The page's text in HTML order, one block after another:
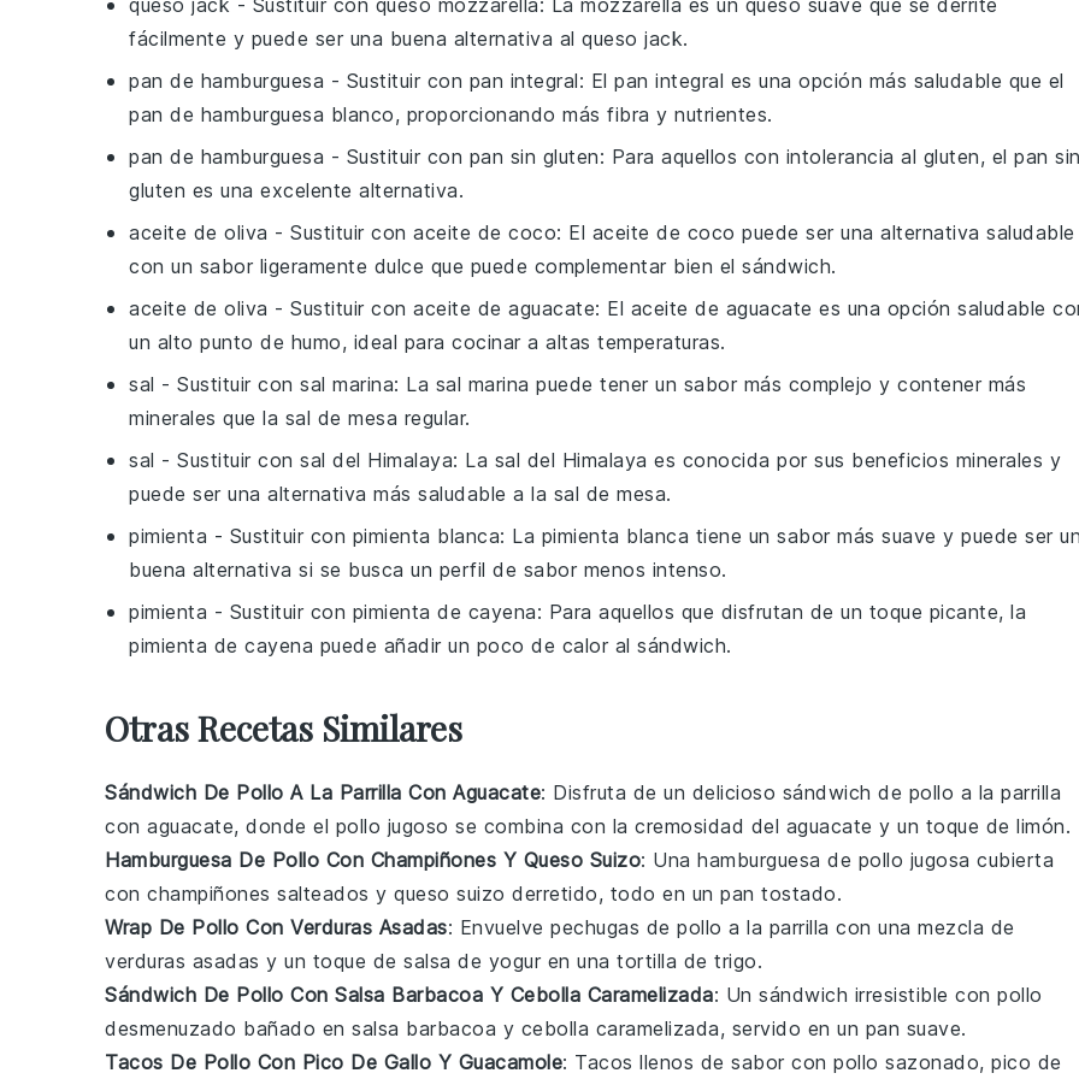
fácilmente y puede ser una buena alternativa al queso jack.
pan de hamburguesa - Sustituir con pan integral: El pan integral es una opción más saludable que el
pan de hamburguesa blanco, proporcionando más fibra y nutrientes.
pan de hamburguesa - Sustituir con pan sin gluten: Para aquellos con intolerancia al gluten, el pan sin
gluten es una excelente alternativa.
aceite de oliva - Sustituir con aceite de coco: El aceite de coco puede ser una alternativa saludable
con un sabor ligeramente dulce que puede complementar bien el sándwich.
aceite de oliva - Sustituir con aceite de aguacate: El aceite de aguacate es una opción saludable
un alto punto de humo, ideal para cocinar a altas temperaturas.
sal - Sustituir con sal marina: La sal marina puede tener un sabor más complejo y contener más
minerales que la sal de mesa regular.
sal - Sustituir con sal del Himalaya: La sal del Himalaya es conocida por sus beneficios minerales y
puede ser una alternativa más saludable a la sal de mesa.
pimienta - Sustituir con pimienta blanca: La pimienta blanca tiene un sabor más suave y puede ser
buena alternativa si se busca un perfil de sabor menos intenso.
pimienta - Sustituir con pimienta de cayena: Para aquellos que disfrutan de un toque picante, la
pimienta de cayena puede añadir un poco de calor al sándwich.
Otras Recetas Similares
Sándwich De Pollo A La Parrilla Con Aguacate: Disfruta de un delicioso sándwich de pollo a la parrilla
con aguacate, donde el pollo jugoso se combina con la cremosidad del aguacate y un toque de limón.
Hamburguesa De Pollo Con Champiñones Y Queso Suizo: Una hamburguesa de pollo jugosa cubierta
con champiñones salteados y queso suizo derretido, todo en un pan tostado.
Wrap De Pollo Con Verduras Asadas: Envuelve pechugas de pollo a la parrilla con una mezcla de
verduras asadas y un toque de salsa de yogur en una tortilla de trigo.
Sándwich De Pollo Con Salsa Barbacoa Y Cebolla Caramelizada: Un sándwich irresistible con pollo
desmenuzado bañado en salsa barbacoa y cebolla caramelizada, servido en un pan suave.
Tacos De Pollo Con Pico De Gallo Y Guacamole: Tacos llenos de sabor con pollo sazonado, pico de